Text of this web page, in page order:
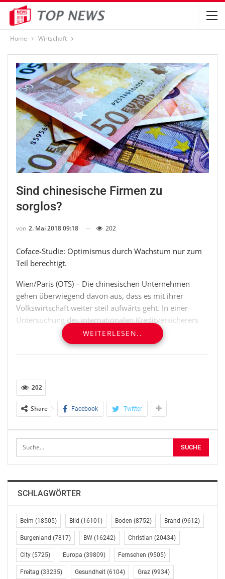
Home Wirtschaft
Sind chinesische Firmen zu
sorglos?
von 2. Mai 2018 09:18 202
Coface-Studie: Optimismus durch Wachstum nur zum
Teil berechtigt.
Wien/Paris (OTS) – Die chinesischen Unternehmen
gehen überwiegend davon aus, dass es mit ihrer
Volkswirtschaft weiter steil aufwärts geht. In einer
Untersuchung des internationalen Kreditversicherers
[Coface ] (http://www.coface.at)rechnen 67 Prozent der
1.000 befragten Unternehmen mit einem deutlichen
Wachstum auch 2018.
Die positive Erwartung beeinflusst offensichtlich auch
die Haltung der Risikomanager. 59 Prozent berichteten,
dass der Absatz ihrer Unternehmen 2017 gestiegen sei,
67 Prozent erwarten das auch für 2018. Bei den
Prognosen für den eigenen Cashflow sind sie etwas
vorsichtiger als bei der allgemeinen Einschätzung. 53
Prozent erlebten 2017 eine Verbesserung zum Vorjahr,
61 Prozent gehen davon aus, dass sich der Cashflow im
Tawrowsky, Country Manager Coface Austria, ist dieser
des Wachstums basiert auf einer hohen Verschuldung.
Im internationalen Vergleich und in Relation zum
Entwicklungslevel Chinas sind Schulden in Höhe von
250 Prozent des BIP extrem hoch.“
Coface erwartet, dass in diesem Jahr noch mehr
WEITERLESEN..
202
Share Facebook Twitter
SCHLAGWÖRTER
Beim (18505) Bild (16101) Boden (8752) Brand (9612)
Burgenland (7817) BW (16242) Christian (20434)
City (5725) Europa (39809) Fernsehen (9505)
Freitag (33235) Gesundheit (6104) Graz (9934)